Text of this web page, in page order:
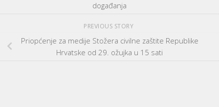
događanja
PREVIOUS STORY
Priopćenje za medije Stožera civilne zaštite Republike
Hrvatske od 29. ožujka u 15 sati